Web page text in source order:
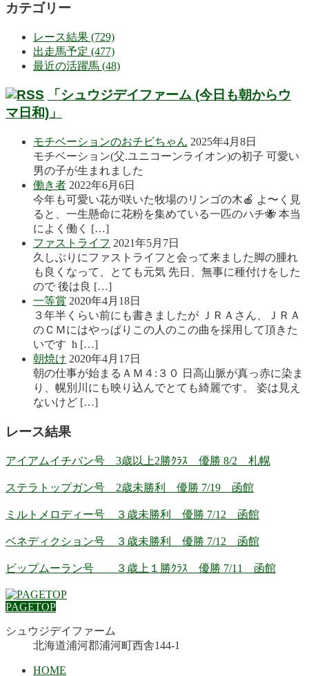
カテゴリー
レース結果 (729)
出走馬予定 (477)
最近の活躍馬 (48)
「シュウジデイファーム (今日も朝からウ
マ日和)」
モチベーションのおチビちゃん 2025年4月8日
モチベーション(父.ユニコーンライオン)の初子 可愛い
男の子が生まれました
働き者 2022年6月6日
今年も可愛い花が咲いた牧場のリンゴの木🍎 よ〜く見
ると、一生懸命に花粉を集めている一匹のハチ🐝 本当
によく働く […]
ファストライフ 2021年5月7日
久しぶりにファストライフと会って来ました脚の腫れ
も良くなって、とても元気 先日、無事に種付けをした
ので 後は良 […]
一等賞 2020年4月18日
３年半くらい前にも書きましたが ＪＲＡさん、ＪＲＡ
のＣＭにはやっぱりこの人のこの曲を採用して頂きた
いです h […]
朝焼け 2020年4月17日
朝の仕事が始まるＡＭ４:３０ 日高山脈が真っ赤に染ま
り、幌別川にも映り込んでとても綺麗です。 姿は見え
ないけど […]
レース結果
アイアムイチバン号 3歳以上2勝ｸﾗｽ 優勝 8/2 札幌
ステラトップガン号 2歳未勝利 優勝 7/19 函館
ミルトメロディー号 ３歳未勝利 優勝 7/12 函館
ベネディクション号 ３歳未勝利 優勝 7/12 函館
ビップムーラン号 ３歳上１勝ｸﾗｽ 優勝 7/11 函館
PAGETOP
シュウジデイファーム
北海道浦河郡浦河町西舎144-1
HOME